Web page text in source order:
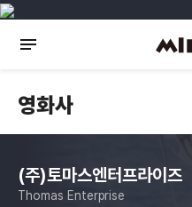
영화사
(주)토마스엔터프라이즈
Thomas Enterprise